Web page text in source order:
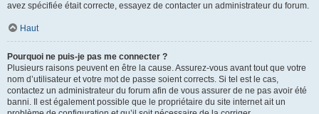
avez spécifiée était correcte, essayez de contacter un administrateur du forum.
Haut
Pourquoi ne puis-je pas me connecter ?
Plusieurs raisons peuvent en être la cause. Assurez-vous avant tout que votre
nom d’utilisateur et votre mot de passe soient corrects. Si tel est le cas,
contactez un administrateur du forum afin de vous assurer de ne pas avoir été
banni. Il est également possible que le propriétaire du site internet ait un